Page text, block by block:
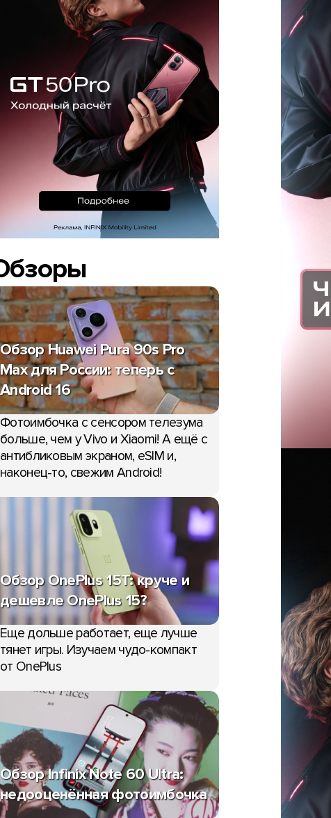
Обзор Huawei Pura 90s Pro
Max для России: теперь с
Android 16
Фотоимбочка с сенсором телезума
больше, чем у Vivo и Xiaomi! А ещё с
антибликовым экраном, eSIM и,
наконец-то, свежим Android!
Обзор OnePlus 15T: круче и
дешевле OnePlus 15?
Еще дольше работает, еще лучше
тянет игры. Изучаем чудо-компакт
от OnePlus
Обзор Infinix Note 60 Ultra:
недооценённая фотоимбочка